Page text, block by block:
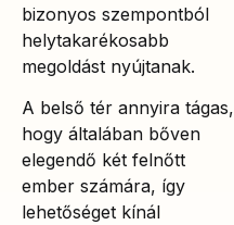
bizonyos szempontból
helytakarékosabb
megoldást nyújtanak.
A belső tér annyira tágas,
hogy általában bőven
elegendő két felnőtt
ember számára, így
lehetőséget kínál